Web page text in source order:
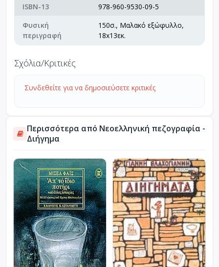
ISBN-13
978-960-9530-09-5
Φυσική
περιγραφή
150σ., Μαλακό εξώφυλλο,
18x13εκ.
Σχόλια/Κριτικές
Συνδεθείτε για να δημοσιεύσετε κριτικές
Περισσότερα από Νεοελληνική πεζογραφία -
Διήγημα